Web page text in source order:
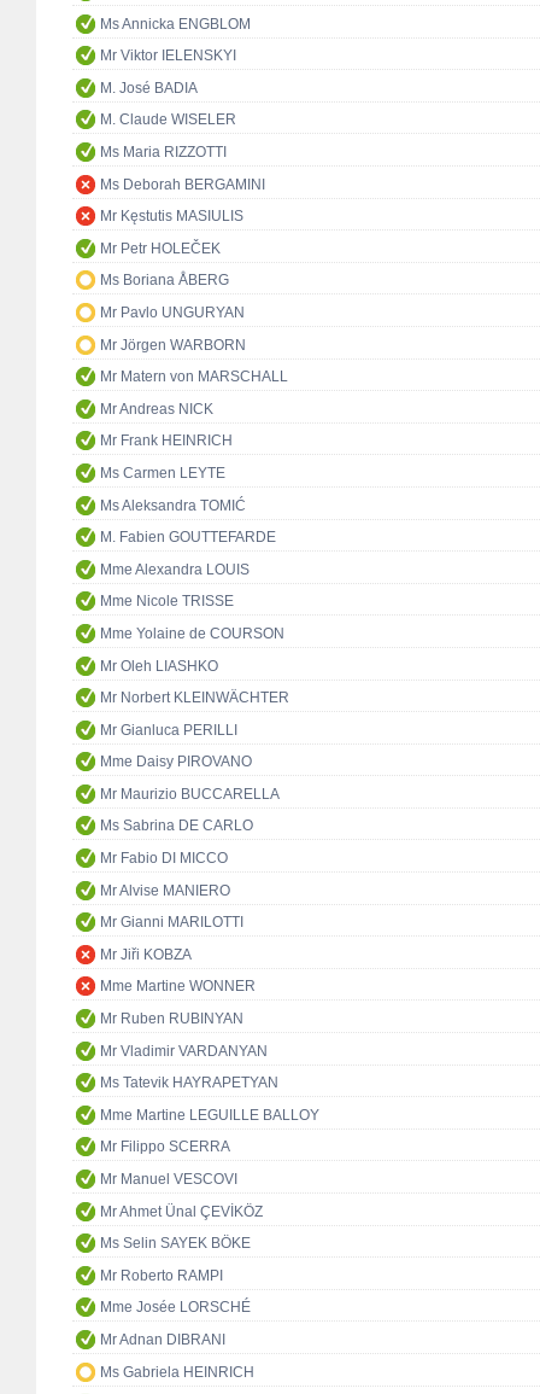
Ms Annicka ENGBLOM
Mr Viktor IELENSKYI
M. José BADIA
M. Claude WISELER
Ms Maria RIZZOTTI
Ms Deborah BERGAMINI
Mr Kęstutis MASIULIS
Mr Petr HOLEČEK
Ms Boriana ÅBERG
Mr Pavlo UNGURYAN
Mr Jörgen WARBORN
Mr Matern von MARSCHALL
Mr Andreas NICK
Mr Frank HEINRICH
Ms Carmen LEYTE
Ms Aleksandra TOMIĆ
M. Fabien GOUTTEFARDE
Mme Alexandra LOUIS
Mme Nicole TRISSE
Mme Yolaine de COURSON
Mr Oleh LIASHKO
Mr Norbert KLEINWÄCHTER
Mr Gianluca PERILLI
Mme Daisy PIROVANO
Mr Maurizio BUCCARELLA
Ms Sabrina DE CARLO
Mr Fabio DI MICCO
Mr Alvise MANIERO
Mr Gianni MARILOTTI
Mr Jiři KOBZA
Mme Martine WONNER
Mr Ruben RUBINYAN
Mr Vladimir VARDANYAN
Ms Tatevik HAYRAPETYAN
Mme Martine LEGUILLE BALLOY
Mr Filippo SCERRA
Mr Manuel VESCOVI
Mr Ahmet Ünal ÇEVİKÖZ
Ms Selin SAYEK BÖKE
Mr Roberto RAMPI
Mme Josée LORSCHÉ
Mr Adnan DIBRANI
Ms Gabriela HEINRICH